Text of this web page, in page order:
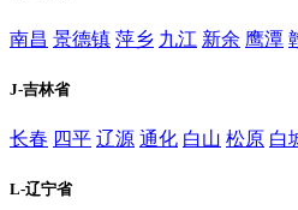
南昌 景德镇 萍乡 九江 新余 鹰潭
J-吉林省
长春 四平 辽源 通化 白山 松原 白
L-辽宁省